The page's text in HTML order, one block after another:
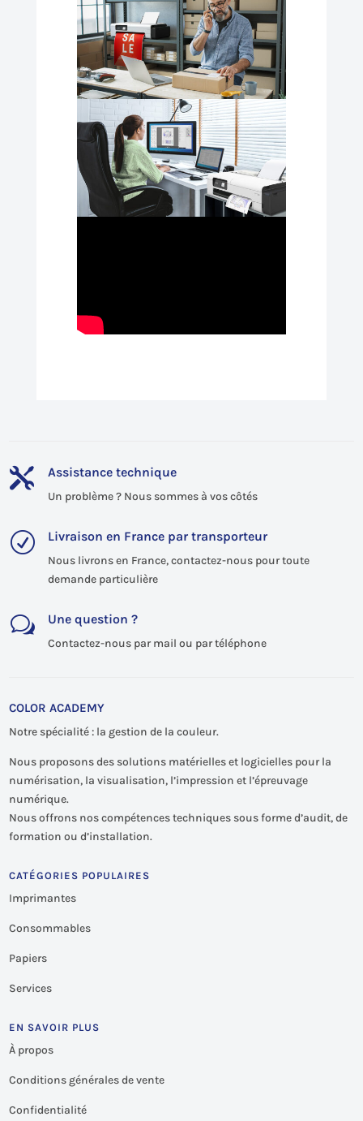
 Assistance technique
Un problème ? Nous sommes à vos côtés
R Livraison en France par transporteur
Nous livrons en France, contactez-nous pour toute
demande particulière
w Une question ?
Contactez-nous par mail ou par téléphone
COLOR ACADEMY
Notre spécialité : la gestion de la couleur.
Nous proposons des solutions matérielles et logicielles pour la
numérisation, la visualisation, l’impression et l’épreuvage
numérique.
Nous offrons nos compétences techniques sous forme d’audit, de
formation ou d’installation.
CATÉGORIES POPULAIRES
Imprimantes
Consommables
Papiers
Services
EN SAVOIR PLUS
À propos
Conditions générales de vente
Confidentialité